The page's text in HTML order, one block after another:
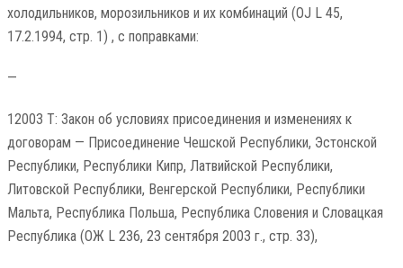
холодильников, морозильников и их комбинаций (OJ L 45,
17.2.1994, стр. 1) , с поправками:
—
12003 T: Закон об условиях присоединения и изменениях к
договорам — Присоединение Чешской Республики, Эстонской
Республики, Республики Кипр, Латвийской Республики,
Литовской Республики, Венгерской Республики, Республики
Мальта, Республика Польша, Республика Словения и Словацкая
Республика (ОЖ L 236, 23 сентября 2003 г., стр. 33),